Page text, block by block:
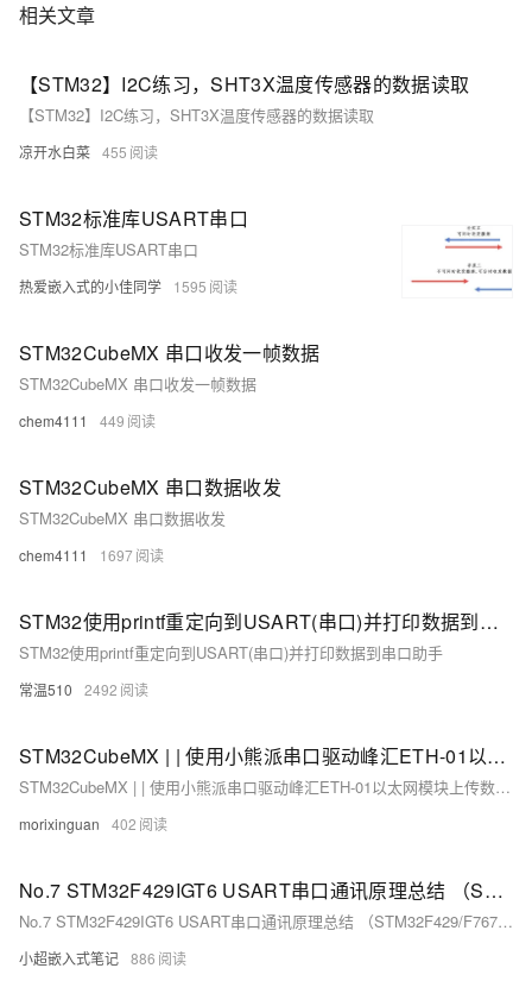
相关文章
【STM32】I2C练习，SHT3X温度传感器的数据读取
【STM32】I2C练习，SHT3X温度传感器的数据读取
凉开水白菜 455
STM32标准库USART串口
STM32标准库USART串口
热爱嵌入式的小佳同学 1595
STM32CubeMX 串口收发一帧数据
STM32CubeMX 串口收发一帧数据
chem4111 449
STM32CubeMX 串口数据收发
STM32CubeMX 串口数据收发
chem4111 1697
STM32使用printf重定向到USART(串口)并打印数据到串口助手
STM32使用printf重定向到USART(串口)并打印数据到串口助手
常温510 2492
STM32CubeMX | | 使用小熊派串口驱动峰汇ETH-01以太网模块上传数据到OneNet
STM32CubeMX | | 使用小熊派串口驱动峰汇ETH-01以太网模块上传数据到OneNet
morixinguan 402
No.7 STM32F429IGT6 USART串口通讯原理总结 （STM32F429/F767/H743）
No.7 STM32F429IGT6 USART串口通讯原理总结 （STM32F429/F767/H743）
小超嵌入式笔记 886